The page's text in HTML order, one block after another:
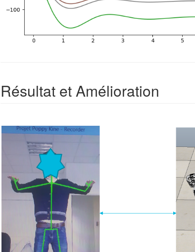
Résultat et Amélioration